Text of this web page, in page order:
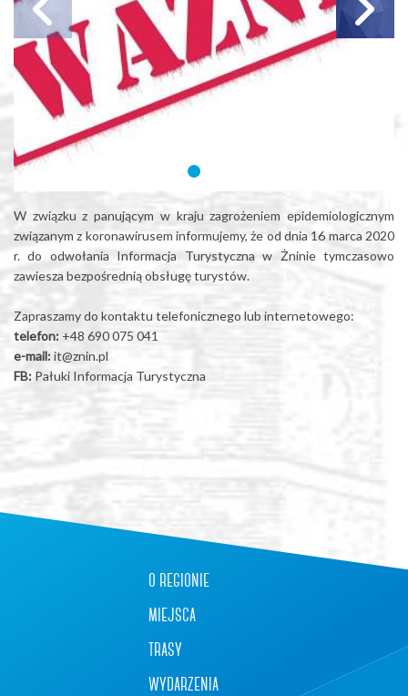
W związku z panującym w kraju zagrożeniem epidemiologicznym
związanym z koronawirusem informujemy, że od dnia 16 marca 2020
r. do odwołania Informacja Turystyczna w Żninie tymczasowo
zawiesza bezpośrednią obsługę turystów.
Zapraszamy do kontaktu telefonicznego lub internetowego:
telefon: +48 690 075 041
e-mail:it@znin.pl
FB: Pałuki Informacja Turystyczna
o regionie
miejsca
trasy
wydarzenia